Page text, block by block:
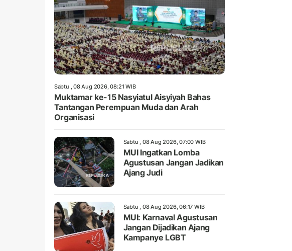
Sabtu , 08 Aug 2026, 08:21 WIB
Muktamar ke-15 Nasyiatul Aisyiyah Bahas
Tantangan Perempuan Muda dan Arah
Organisasi
Sabtu , 08 Aug 2026, 07:00 WIB
MUI Ingatkan Lomba
Agustusan Jangan Jadikan
Ajang Judi
Sabtu , 08 Aug 2026, 06:17 WIB
MUI: Karnaval Agustusan
Jangan Dijadikan Ajang
Kampanye LGBT